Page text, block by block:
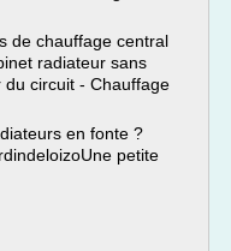
de chauffage central
radiateur sans
circuit - Chauffage
en fonte ?
petite